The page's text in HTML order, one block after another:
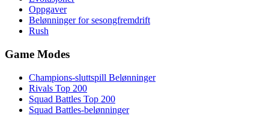
Oppgaver
Belønninger for sesongfremdrift
Rush
Game Modes
Champions-sluttspill Belønninger
Rivals Top 200
Squad Battles Top 200
Squad Battles-belønninger